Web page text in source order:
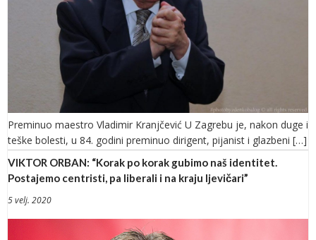
Preminuo maestro Vladimir Kranjčević U Zagrebu je, nakon duge i
teške bolesti, u 84. godini preminuo dirigent, pijanist i glazbeni […]
VIKTOR ORBAN: “Korak po korak gubimo naš identitet.
Postajemo centristi, pa liberali i na kraju ljevičari”
5 velj. 2020